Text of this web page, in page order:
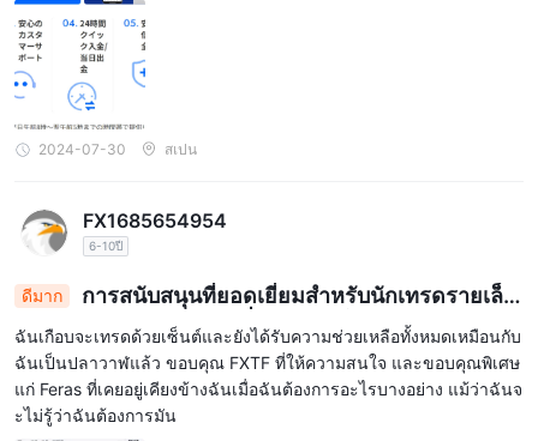
2024-07-30 สเปน
FX1685654954
6-10ปี
ดีมาก
การสนับสนุนที่ยอดเยี่ยมสำหรับนักเทรดรายเล็ก:
FXTF และการช่วยเหลือที่ไม่เหมือนใครของ Feras
ฉันเกือบจะเทรดด้วยเซ็นต์และยังได้รับความช่วยเหลือทั้งหมดเหมือนกับ
ฉันเป็นปลาวาฬแล้ว ขอบคุณ FXTF ที่ให้ความสนใจ และขอบคุณพิเศษ
แก่ Feras ที่เคยอยู่เคียงข้างฉันเมื่อฉันต้องการอะไรบางอย่าง แม้ว่าฉันจ
ะไม่รู้ว่าฉันต้องการมัน